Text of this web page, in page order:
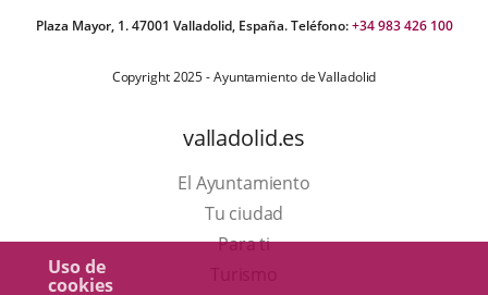
Uso de
cookies
Plaza Mayor, 1. 47001 Valladolid, España. Teléfono:+34 983 426 100
Copyright 2025 - Ayuntamiento de Valladolid
valladolid.es
El Ayuntamiento
Tu ciudad
Para ti